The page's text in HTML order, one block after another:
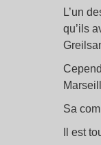
L’un
qu’ils
Sa
Il est